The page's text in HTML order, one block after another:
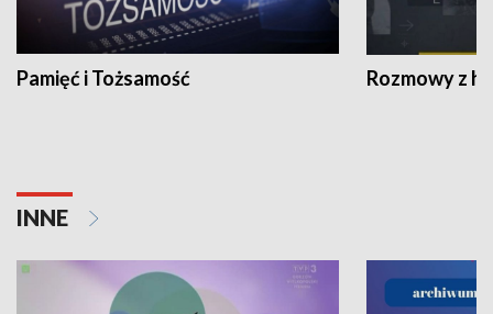
Pamięć i Tożsamość Rozmowy z
INNE